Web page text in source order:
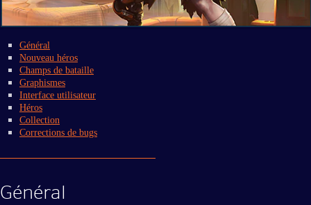
Général
Nouveau héros
Champs de bataille
Graphismes
Interface utilisateur
Héros
Collection
Corrections de bugs
Général